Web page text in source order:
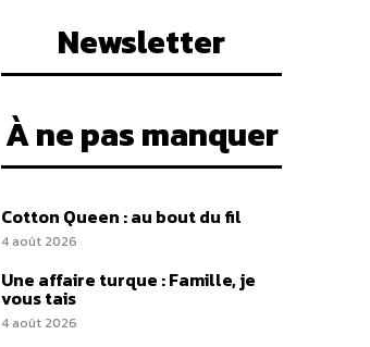
Newsletter
À ne pas manquer
Cotton Queen : au bout du fil
4 août 2026
Une affaire turque : Famille, je
vous tais
4 août 2026